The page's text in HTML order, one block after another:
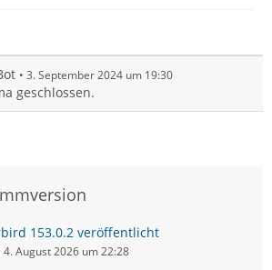
3. September 2024 um 19:30
geschlossen.
153.0.2 veröffentlicht
4. August 2026 um 22:28